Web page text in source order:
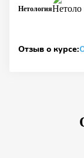
Нетология
Отзыв о курсе: